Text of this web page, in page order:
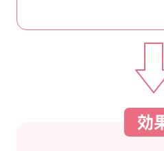
効